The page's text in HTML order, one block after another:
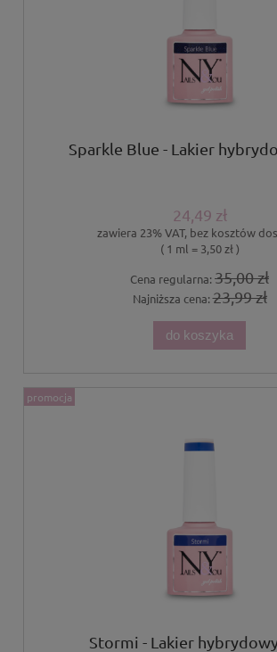
Sparkle Blue - Lakier
24,49 zł
zawiera 23% VAT, bez kosztów
( 1 ml = 3,50 zł )
Cena regularna: 35,00 zł
Najniższa cena:23,99 zł
do koszyka
Stormi - Lakier
promocja